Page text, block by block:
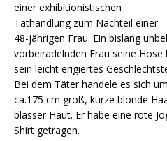
einer exhibitionistischen
Tathandlung zum Nachteil einer
48-jährigen Frau. Ein bislang
vorbeiradelnden Frau seine
sein leicht erigiertes
Bei dem Täter handele es sich
ca.175 cm groß, kurze blonde
blasser Haut. Er habe eine rote
Shirt getragen.